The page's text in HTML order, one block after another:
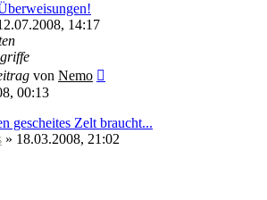
14:17
von Nemo
00:13
gescheites Zelt braucht...
» 18.03.2008, 21:02